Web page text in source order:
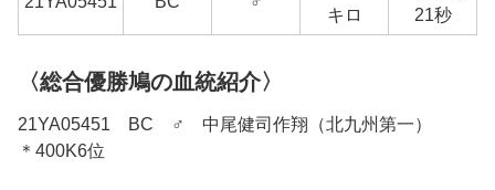
キロ
21秒
〈総合優勝鳩の血統紹介〉
21YA05451 BC ♂ 中尾健司作翔（北九州第一）
＊400K6位